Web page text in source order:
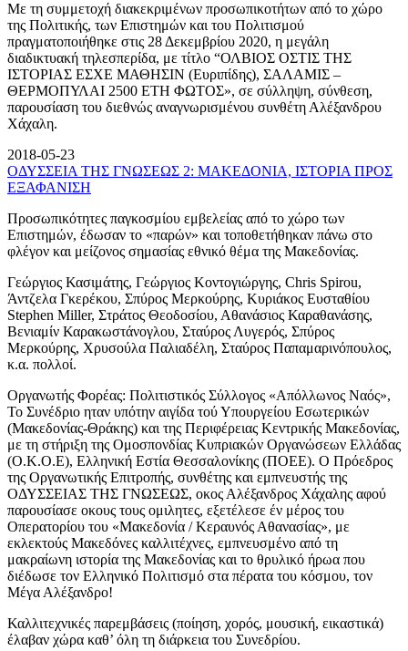
Με τη συμμετοχή διακεκριμένων προσωπικοτήτων από το χώρο
της Πολιτικής, των Επιστημών και του Πολιτισμού
πραγματοποιήθηκε στις 28 Δεκεμβρίου 2020, η μεγάλη
διαδικτυακή τηλεσπερίδα, με τίτλο “ΟΛΒΙΟΣ ΟΣΤΙΣ ΤΗΣ
ΙΣΤΟΡΙΑΣ ΕΣΧΕ ΜΑΘΗΣΙΝ (Ευριπίδης), ΣΑΛΑΜΙΣ –
ΘΕΡΜΟΠΥΛΑΙ 2500 ΕΤΗ ΦΩΤΟΣ», σε σύλληψη, σύνθεση,
παρουσίαση του διεθνώς αναγνωρισμένου συνθέτη Αλέξανδρου
Χάχαλη.
2018-05-23
ΟΔΥΣΣΕΙΑ ΤΗΣ ΓΝΩΣΕΩΣ 2: ΜΑΚΕΔΟΝΙΑ, ΙΣΤΟΡΙΑ ΠΡΟΣ
ΕΞΑΦΑΝΙΣΗ
Προσωπικότητες παγκοσμίου εμβελείας από το χώρο των
Επιστημών, έδωσαν το «παρών» και τοποθετήθηκαν πάνω στο
φλέγον και μείζονος σημασίας εθνικό θέμα της Μακεδονίας.
Γεώργιος Κασιμάτης, Γεώργιος Κοντογιώργης, Chris Spirou,
Άντζελα Γκερέκου, Σπύρος Μερκούρης, Κυριάκος Ευσταθίου
Stephen Miller, Στράτος Θεοδοσίου, Αθανάσιος Καραθανάσης,
Βενιαμίν Καρακωστάνογλου, Σταύρος Λυγερός, Σπύρος
Μερκούρης, Χρυσούλα Παλιαδέλη, Σταύρος Παπαμαρινόπουλος,
κ.α. πολλοί.
Οργανωτής Φορέας: Πολιτιστικός Σύλλογος «Απόλλωνος Ναός»,
Το Συνέδριο ηταν υπότην αιγίδα τού Υπουργείου Εσωτερικών
(Μακεδονίας-Θράκης) και της Περιφέρειας Κεντρικής Μακεδονίας,
με τη στήριξη της Ομοσπονδίας Κυπριακών Οργανώσεων Ελλάδας
(Ο.Κ.Ο.Ε), Ελληνική Εστία Θεσσαλονίκης (ΠΟΕΕ). Ο Πρόεδρος
της Οργανωτικής Επιτροπής, συνθέτης και εμπνευστής της
ΟΔΥΣΣΕΙΑΣ ΤΗΣ ΓΝΩΣΕΩΣ, οκος Αλέξανδρος Χάχαλης αφού
παρουσίασε οκους τους ομιλητες, εξετέλεσε έν μέρος του
Οπερατορίου του «Μακεδονία / Κεραυνός Αθανασίας», με
εκλεκτούς Μακεδόνες καλλιτέχνες, εμπνευσμένο από τη
μακραίωνη ιστορία της Μακεδονίας και το θρυλικό ήρωα που
διέδωσε τον Ελληνικό Πολιτισμό στα πέρατα του κόσμου, τον
Μέγα Αλέξανδρο!
Καλλιτεχνικές παρεμβάσεις (ποίηση, χορός, μουσική, εικαστικά)
έλαβαν χώρα καθ’ όλη τη διάρκεια του Συνεδρίου.